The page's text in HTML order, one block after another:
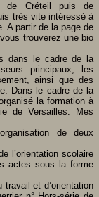
de Créteil puis de
très vite intéressé à
A partir de la page de
trouverez une bio
dans le cadre de la
principaux, les
ainsi que des
Dans le cadre de la
la formation à
de Versailles. Mes
de deux
l’orientation scolaire
actes sous la forme
travail et d’orientation